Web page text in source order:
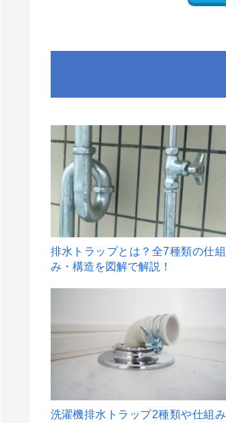
1
排水トラップとは？全7種類の仕組
み・構造を図解で解説！
洗濯機排水トラップ2種類や仕組み